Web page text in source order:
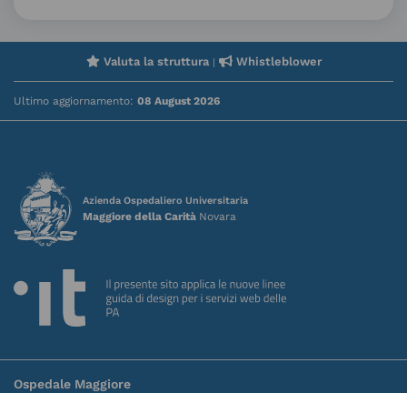
Valuta la struttura| Whistleblower
Ultimo aggiornamento: 08 August 2026
Azienda Ospedaliero Universitaria
Maggiore della Carità Novara
Ospedale Maggiore